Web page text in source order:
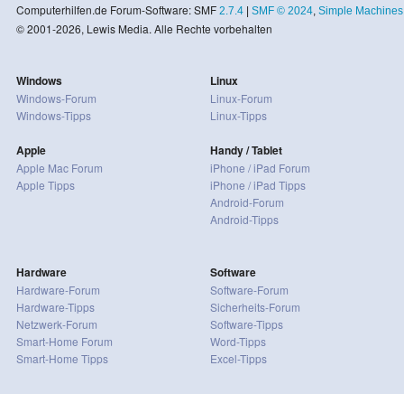
Computerhilfen.de Forum-Software: SMF 2.7.4| SMF © 2024, Simple Machines
© 2001-2026, Lewis Media. Alle Rechte vorbehalten
Windows
Windows-Forum
Windows-Tipps
Apple
Apple Mac Forum
Apple Tipps
Linux
Linux-Forum
Linux-Tipps
Handy / Tablet
iPhone / iPad Forum
iPhone / iPad Tipps
Android-Forum
Android-Tipps
Hardware
Hardware-Forum
Hardware-Tipps
Netzwerk-Forum
Smart-Home Forum
Smart-Home Tipps
Software
Software-Forum
Sicherheits-Forum
Software-Tipps
Word-Tipps
Excel-Tipps